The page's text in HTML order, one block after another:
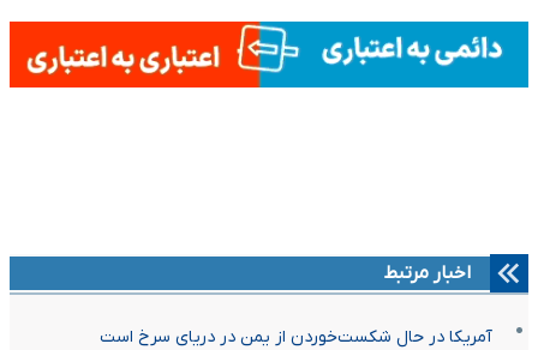
اخبار مرتبط
آمریکا در حال شکست‌خوردن از یمن در دریای سرخ است